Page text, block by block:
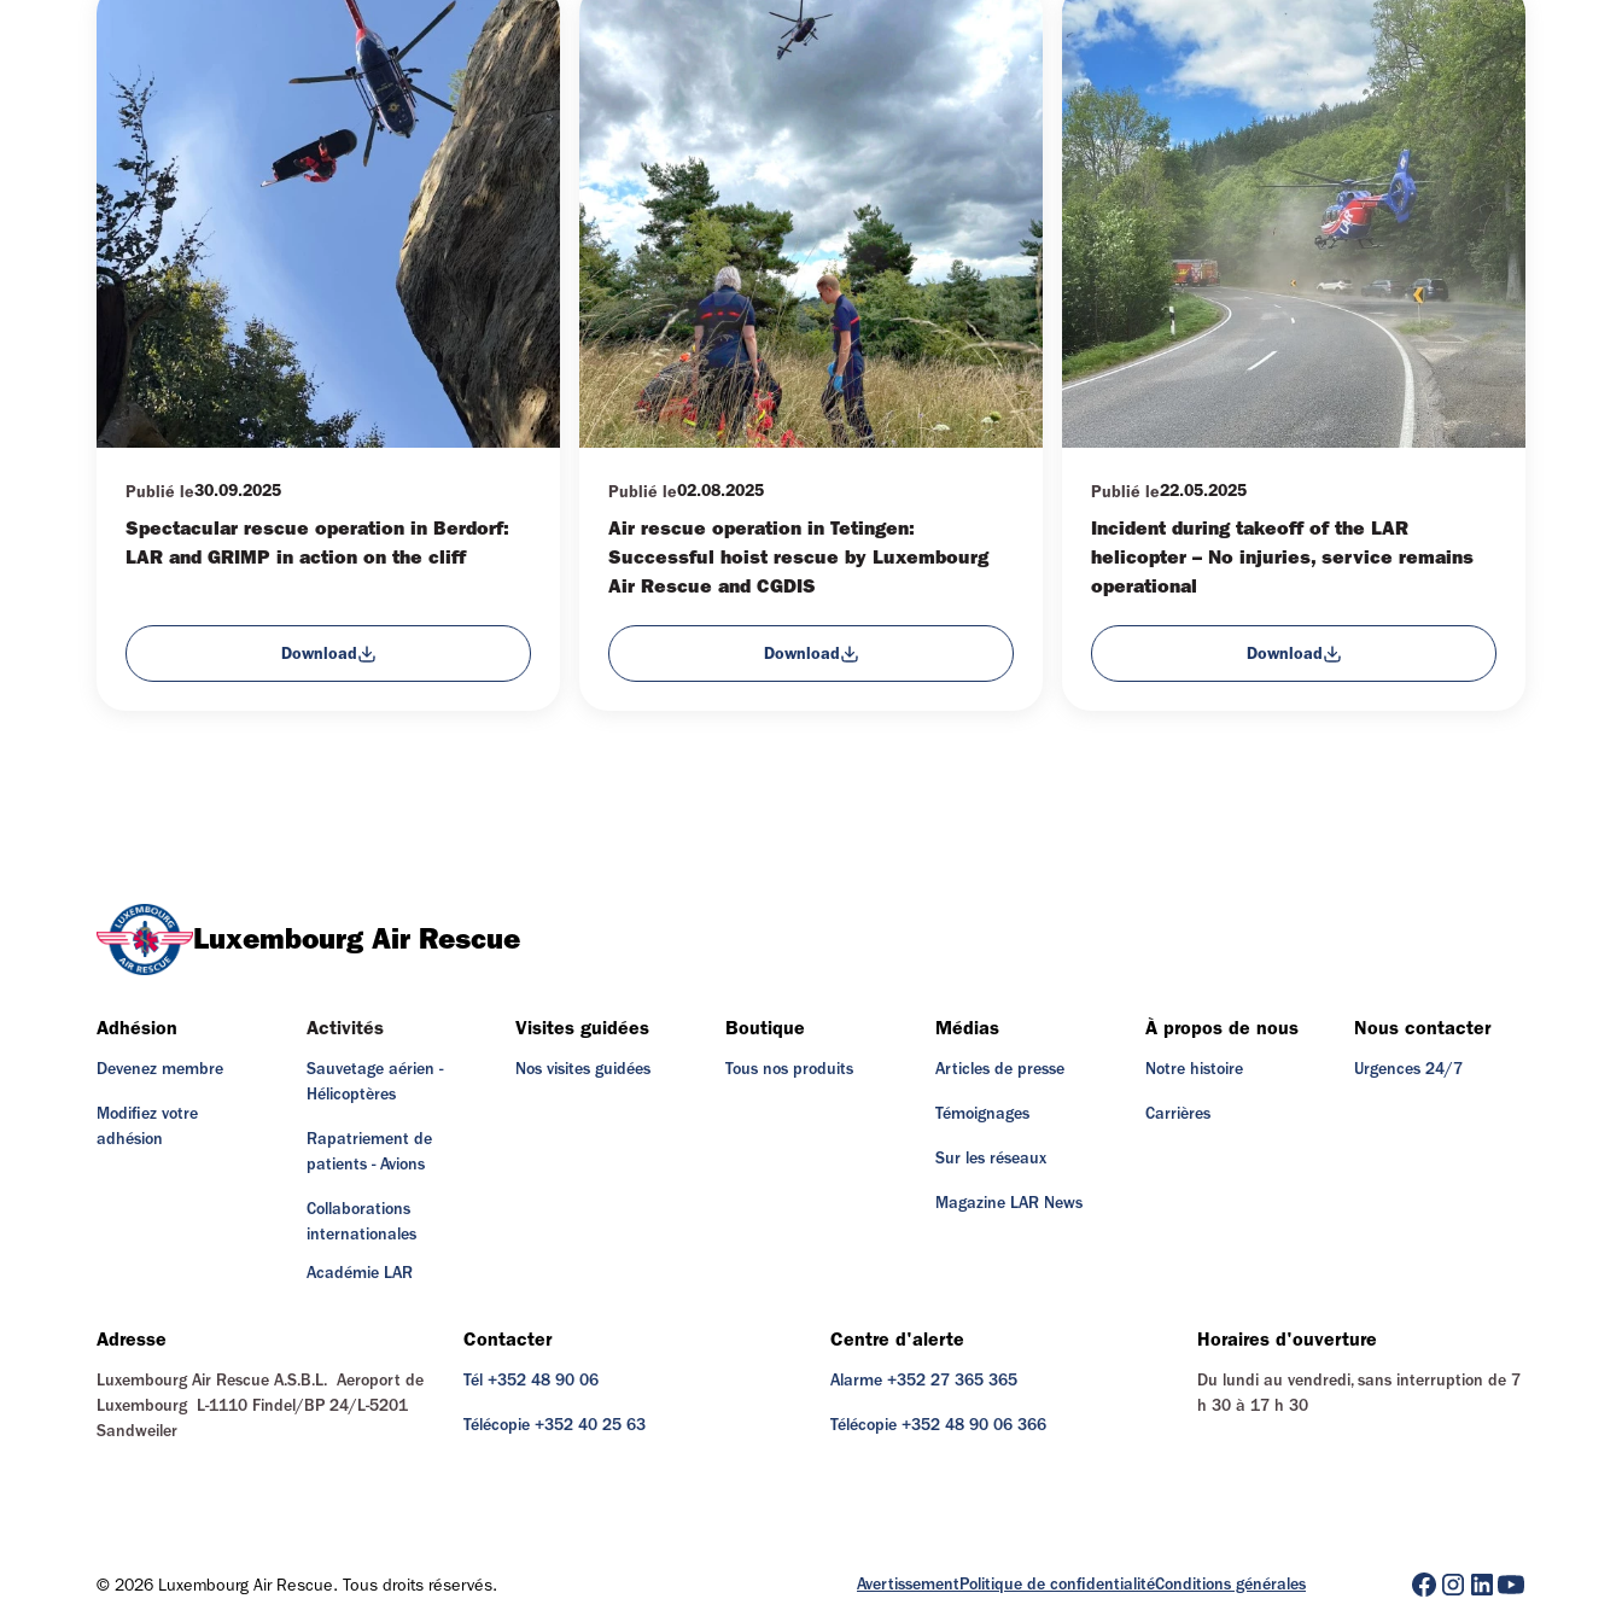
Publié le30.09.2025
Spectacular rescue operation in Berdorf:
LAR and GRIMP in action on the cliff
Download
Publié le02.08.2025
Air rescue operation in Tetingen:
Successful hoist rescue by Luxembourg
Air Rescue and CGDIS
Download
Publié le22.05.2025
Incident during takeoff of the LAR
helicopter – No injuries, service remains
operational
Download
Luxembourg Air Rescue
Adhésion
Devenez membre
Modifiez votre
adhésion
Activités
Sauvetage aérien -
Hélicoptères
Rapatriement de
patients - Avions
Collaborations
internationales
Académie LAR
Visites guidées
Nos visites guidées
Boutique
Tous nos produits
Médias
Articles de presse
Témoignages
Sur les réseaux
Magazine LAR News
À propos de nous
Notre histoire
Carrières
Nous contacter
Urgences 24/7
Adresse
Luxembourg Air Rescue A.S.B.L. Aeroport de
Luxembourg L-1110 Findel/BP 24/L-5201
Sandweiler
Contacter
Tél +352 48 90 06
Télécopie +352 40 25 63
Centre d'alerte
Alarme +352 27 365 365
Télécopie +352 48 90 06 366
Horaires d'ouverture
Du lundi au vendredi, sans interruption de 7
h 30 à 17 h 30
© 2026 Luxembourg Air Rescue. Tous droits réservés. AvertissementPolitique de confidentialitéConditions générales